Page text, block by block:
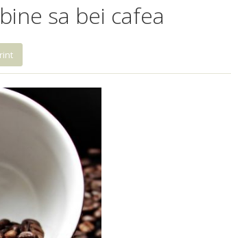
sa bei cafea